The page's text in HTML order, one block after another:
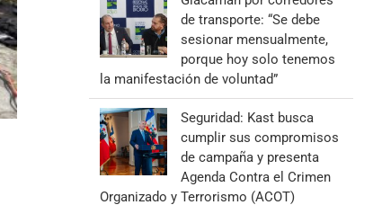
de transporte: “Se debe
sesionar mensualmente,
porque hoy solo tenemos
la manifestación de voluntad”
Seguridad: Kast busca
cumplir sus compromisos
de campaña y presenta
Agenda Contra el Crimen
Organizado y Terrorismo (ACOT)